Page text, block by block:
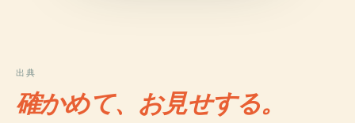
出典
確かめて、お見せする。